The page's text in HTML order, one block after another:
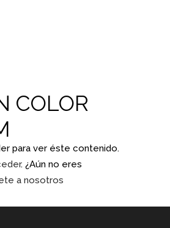
COLOR
para ver éste contenido.
. ¿Aún no eres
a nosotros